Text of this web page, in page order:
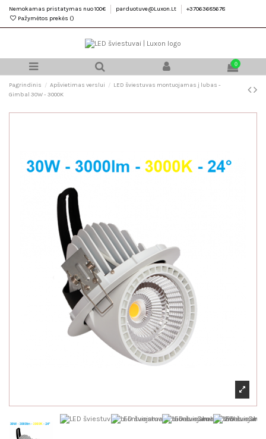
Nemokamas pristatymas nuo 100€ parduotuve@Luxon.Lt
+37063685678
Pažymėtos prekės ()
0
Pagrindinis Apšvietimas verslui
LED šviestuvas montuojamas į lubas -
Gimbal 30W - 3000K